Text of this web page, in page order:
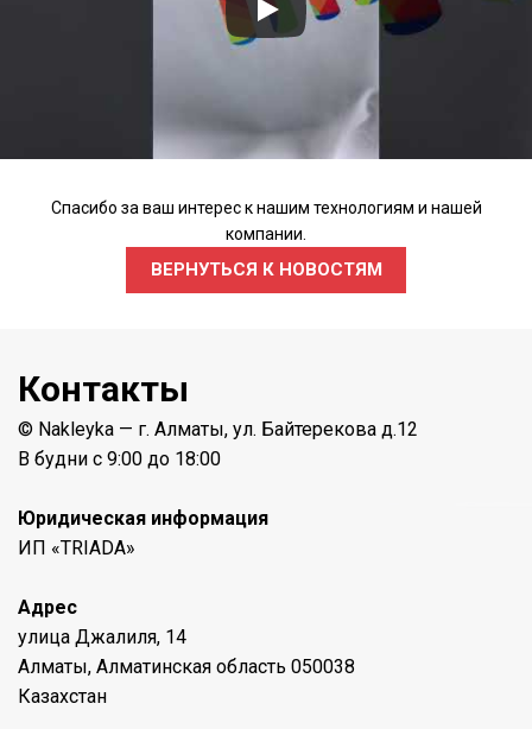
Спасибо за ваш интерес к нашим технологиям и нашей
компании.
ВЕРНУТЬСЯ К НОВОСТЯМ
Контакты
© Nakleyka — г. Алматы, ул. Байтерекова д.12
В будни с 9:00 до 18:00
Юридическая информация
ИП «TRIADA»
Адрес
улица Джалиля, 14
Алматы, Алматинская область 050038
Казахстан